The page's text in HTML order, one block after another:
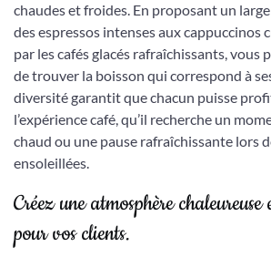
chaudes et froides. En proposant un
des espressos intenses aux cappuccinos
par les cafés glacés rafraîchissants, vous
de trouver la boisson qui correspond à
diversité garantit que chacun puisse
l’expérience café, qu’il recherche un
chaud ou une pause rafraîchissante lors
ensoleillées.
Créez une atmosphère
pour vos clients.